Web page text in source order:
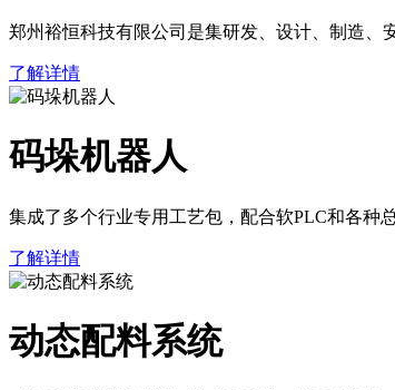
郑州裕恒科技有限公司是集研发、设计、制造、
了解详情
码垛机器人
集成了多个行业专用工艺包，配合软PLC和各种
了解详情
动态配料系统